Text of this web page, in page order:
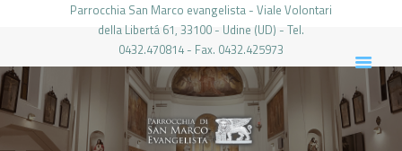
Parrocchia San Marco evangelista - Viale Volontari
della Libertá 61, 33100 - Udine (UD) - Tel.
0432.470814 - Fax. 0432.425973
PARROCCHIA DI SAN MARCO UDINE
HOME
LA PARROCCHIA